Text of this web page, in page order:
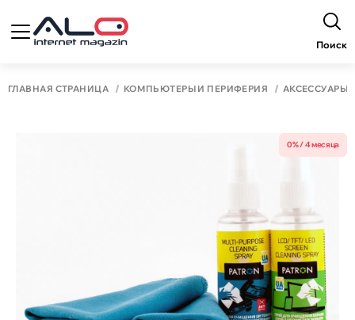
Поиск
ГЛАВНАЯ СТРАНИЦА КОМПЬЮТЕРЫ И ПЕРИФЕРИЯ АКСЕССУАРЫ
0% / 4 месяца